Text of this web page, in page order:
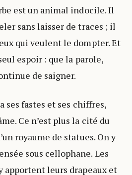
est un animal indocile. Il
sans laisser de traces ; il
qui veulent le dompter. Et
espoir : que la parole,
de saigner.
ses fastes et ses chiffres,
Ce n’est plus la cité du
royaume de statues. On y
sous cellophane. Les
apportent leurs drapeaux et